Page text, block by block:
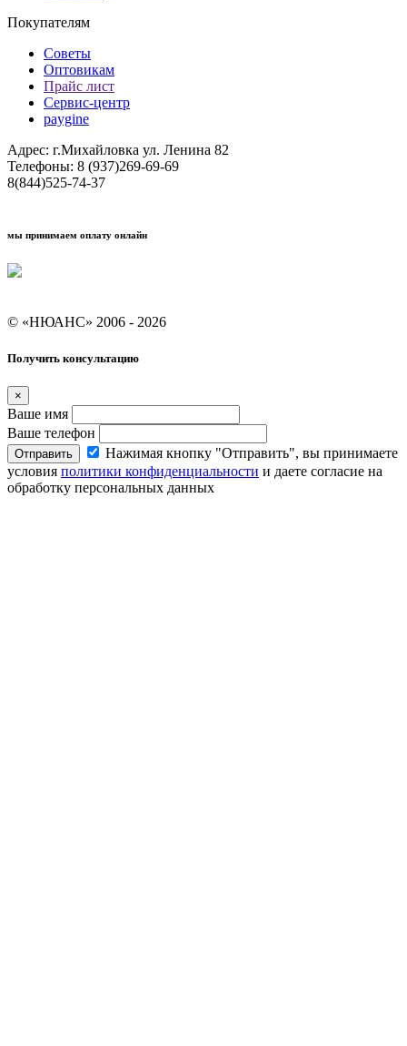
Покупателям
Советы
Оптовикам
Прайс лист
Сервис-центр
paygine
Адрес: г.Михайловка ул. Ленина 82
Телефоны: 8 (937)269-69-69
8(844)525-74-37
мы принимаем оплату онлайн
© «НЮАНС» 2006 - 2026
Получить консультацию
×
Ваше имя
Ваше телефон
Отправить
Нажимая кнопку "Отправить", вы принимаете
условия политики конфиденциальности и даете согласие на
обработку персональных данных